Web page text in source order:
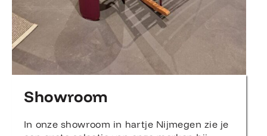
Showroom
In onze showroom in hartje Nijmegen zie je